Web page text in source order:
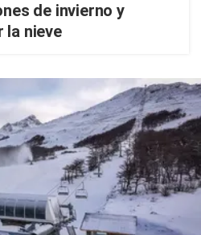
de invierno y
la nieve